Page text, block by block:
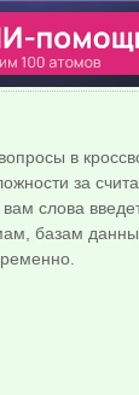
в
за
слова
базам